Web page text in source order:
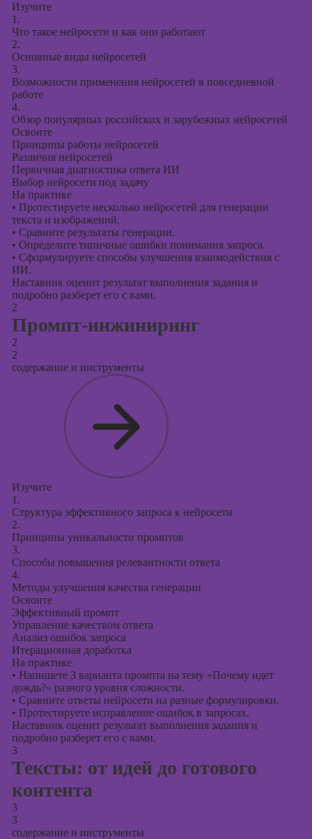
рекламы
продюсирования
презентаций в
Онлайн-курсы по
поисковой
сайтов (seo-
Изучите
1.
Что такое нейросети и как они работают
2.
Основные виды нейросетей
3.
Возможности применения нейросетей в повседневной
работе
4.
Обзор популярных российских и зарубежных нейросетей
Освоите
Принципы работы нейросетей
Различия нейросетей
Первичная диагностика ответа ИИ
Выбор нейросети под задачу
На практике
• Протестируете несколько нейросетей для генерации
текста и изображений.
• Сравните результаты генерации.
• Определите типичные ошибки понимания запроса.
• Сформулируете способы улучшения взаимодействия с
ИИ.
Наставник оценит результат выполнения задания и
подробно разберет его с вами.
2
Промпт-инжиниринг
2
2
содержание и инструменты
Изучите
1.
Структура эффективного запроса к нейросети
2.
Принципы уникальности промптов
3.
Способы повышения релевантности ответа
4.
Методы улучшения качества генерации
Освоите
Эффективный промпт
Управление качеством ответа
Анализ ошибок запроса
Итерационная доработка
На практике
• Напишете 3 варианта промпта на тему «Почему идет
дождь?» разного уровня сложности.
• Сравните ответы нейросети на разные формулировки.
• Протестируете исправление ошибок в запросах.
Наставник оценит результат выполнения задания и
подробно разберет его с вами.
3
Тексты: от идей до готового
контента
3
3
содержание и инструменты